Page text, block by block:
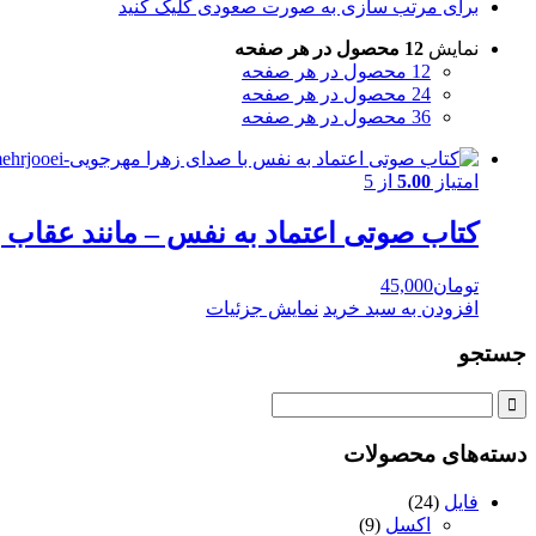
برای مرتب سازی به صورت صعودی کلیک کنید
نمایش 12 محصول در هر صفحه
12 محصول در هر صفحه
24 محصول در هر صفحه
36 محصول در هر صفحه
امتیاز 5.00 از 5
کتاب صوتی اعتماد به نفس – مانند عقاب
تومان45,000
افزودن به سبد خرید نمایش جزئیات
جستجو
دسته‌های محصولات
فایل (24)
اکسل (9)